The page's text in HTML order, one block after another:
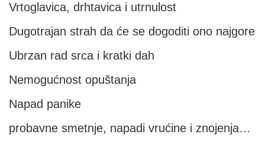
Vrtoglavica, drhtavica i utrnulost
Dugotrajan strah da će se dogoditi ono najgore
Ubrzan rad srca i kratki dah
Nemogućnost opuštanja
Napad panike
probavne smetnje, napadi vrućine i znojenja…